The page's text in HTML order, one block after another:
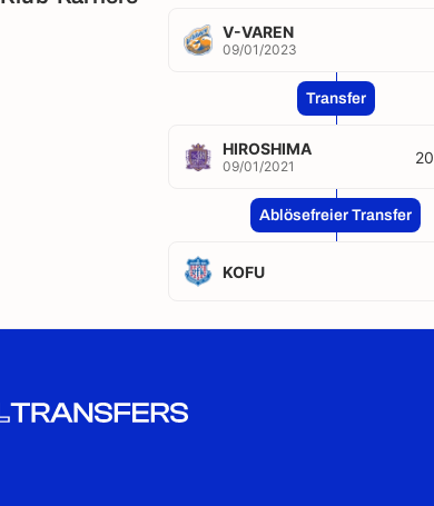
V-VAREN
09/01/2023
Transfer
HIROSHIMA
09/01/2021 20
Ablösefreier Transfer
KOFU